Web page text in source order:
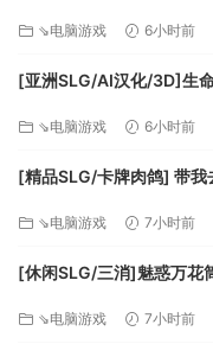
SteamOS + Linux
需要 64 位处理器
处理器: 2.4 Ghz
显卡: 2 GB
DirectX 版本: 11
存储空间: 需要 12
迅雷/UC/夸克
⇘电脑游戏 6小时前
[亚洲SLG/AI汉化/3D]生
⇘电脑游戏 6小时前
[精品SLG/卡牌肉鸽] 带
⇘电脑游戏 7小时前
[休闲SLG/三消]魅惑万
⇘电脑游戏 7小时前